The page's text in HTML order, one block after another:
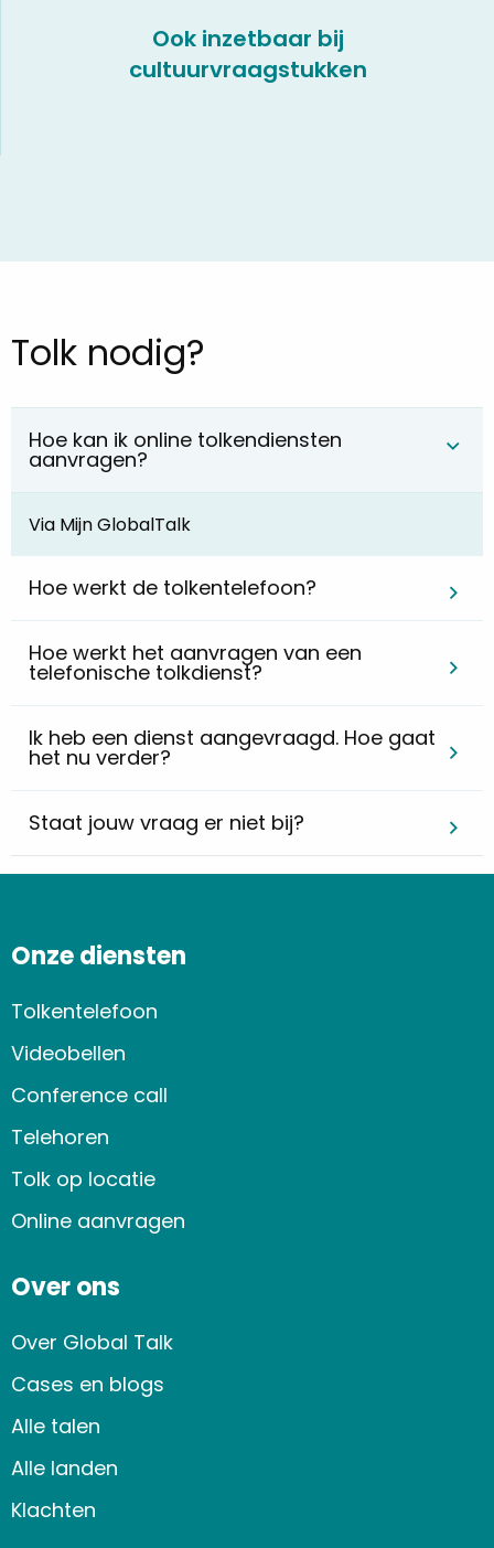
Ook inzetbaar bij
cultuurvraagstukken
Tolk nodig?
Hoe kan ik online tolkendiensten
aanvragen?
Via Mijn GlobalTalk
Hoe werkt de tolkentelefoon?
Hoe werkt het aanvragen van een
telefonische tolkdienst?
Ik heb een dienst aangevraagd. Hoe gaat
het nu verder?
Staat jouw vraag er niet bij?
Onze diensten
Tolkentelefoon
Videobellen
Conference call
Telehoren
Tolk op locatie
Online aanvragen
Over ons
Over Global Talk
Cases en blogs
Alle talen
Alle landen
Klachten